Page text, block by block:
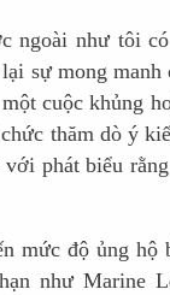
ngoài như tôi
sự mong
cuộc khủng
thăm dò ý
phát biểu
mức độ ủng hộ
như